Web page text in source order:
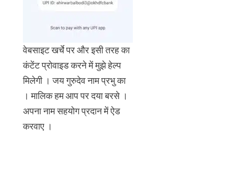
वेबसाइट खर्चे पर और इसी तरह का
कंटेंट प्रोवाइड करने में मुझे हेल्प
मिलेगी । जय गुरुदेव नाम प्रभु का
। मालिक हम आप पर दया बरसे ।
अपना नाम सहयोग प्रदान में ऐड
करवाए ।